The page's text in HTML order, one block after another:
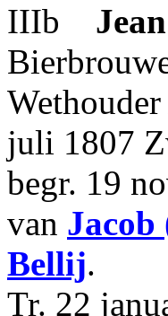
IIIb
juli 1807
begr. 19
van Jacob
Bellij.
Tr. 22